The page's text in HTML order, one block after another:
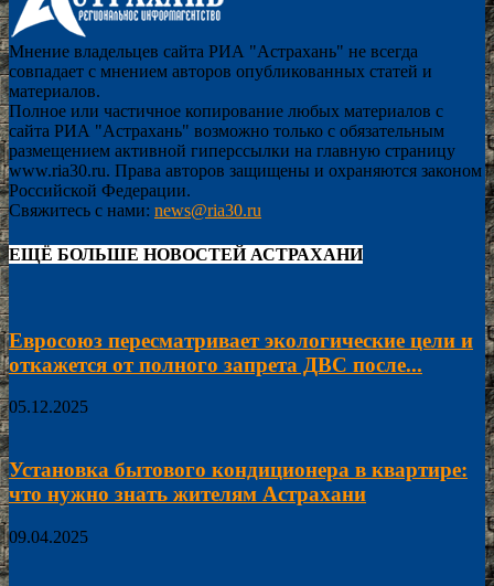
Мнение владельцев сайта РИА "Астрахань" не всегда
совпадает с мнением авторов опубликованных статей и
материалов.
Полное или частичное копирование любых материалов с
сайта РИА "Астрахань" возможно только с обязательным
размещением активной гиперссылки на главную страницу
www.ria30.ru. Права авторов защищены и охраняются законом
Российской Федерации.
Свяжитесь с нами: news@ria30.ru
ЕЩЁ БОЛЬШЕ НОВОСТЕЙ АСТРАХАНИ
Евросоюз пересматривает экологические цели и
откажется от полного запрета ДВС после...
05.12.2025
Установка бытового кондиционера в квартире:
что нужно знать жителям Астрахани
09.04.2025